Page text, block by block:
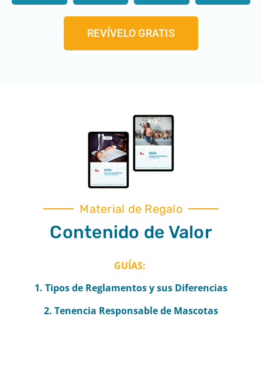
REVÍVELO GRATIS
Material de Regalo
Contenido de Valor
GUÍAS:
1. Tipos de Reglamentos y sus Diferencias
2. Tenencia Responsable de Mascotas